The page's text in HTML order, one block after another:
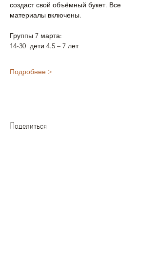
создаст свой объёмный букет. Все
материалы включены.
Группы 7 марта:
14-30  дети 4.5 – 7 лет
Подробнее >
Поделиться